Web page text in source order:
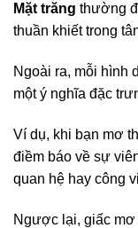
Mặt trăng thường
thuần khiết trong
Ngoài ra, mỗi hình
một ý nghĩa đặc
Ví dụ, khi bạn mơ
điềm báo về sự
quan hệ hay công
Ngược lại, giấc mơ